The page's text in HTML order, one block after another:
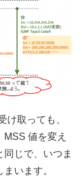
け取っても、
値を変え
じで、いつま
います。